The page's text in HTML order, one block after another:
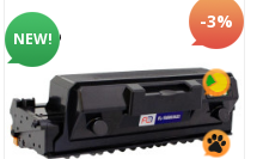
NEW!
-3%